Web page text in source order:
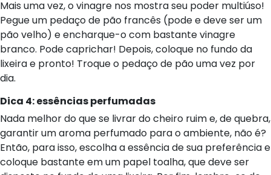
Mais uma vez, o vinagre nos mostra seu poder multiúso!
Pegue um pedaço de pão francês (pode e deve ser um
pão velho) e encharque-o com bastante vinagre
branco. Pode caprichar! Depois, coloque no fundo da
lixeira e pronto! Troque o pedaço de pão uma vez por
dia.
Dica 4: essências perfumadas
Nada melhor do que se livrar do cheiro ruim e, de quebra,
garantir um aroma perfumado para o ambiente, não é?
Então, para isso, escolha a essência de sua preferência e
coloque bastante em um papel toalha, que deve ser